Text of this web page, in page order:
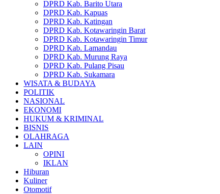
DPRD Kab. Barito Utara
DPRD Kab. Kapuas
DPRD Kab. Katingan
DPRD Kab. Kotawaringin Barat
DPRD Kab. Kotawaringin Timur
DPRD Kab. Lamandau
DPRD Kab. Murung Raya
DPRD Kab. Pulang Pisau
DPRD Kab. Sukamara
WISATA & BUDAYA
POLITIK
NASIONAL
EKONOMI
HUKUM & KRIMINAL
BISNIS
OLAHRAGA
LAIN
OPINI
IKLAN
Hiburan
Kuliner
Otomotif